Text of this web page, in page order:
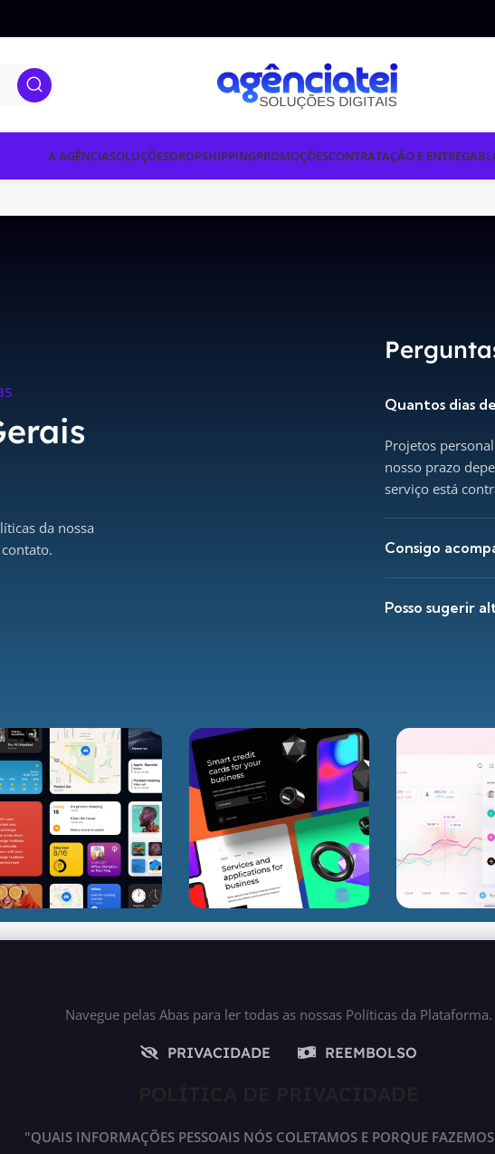
A AGÊNCIASOLUÇÕESDROPSHIPPINGPROMOÇÕESCONTRATAÇÃO E ENTREGA
da nossa
Quantos dias
Projetos
nosso prazo
serviço está
Consigo
Posso sugerir
Navegue pelas Abas para ler todas as nossas Políticas da Plataforma.
PRIVACIDADE REEMBOLSO
"QUAIS INFORMAÇÕES PESSOAIS NÓS COLETAMOS E PORQUE